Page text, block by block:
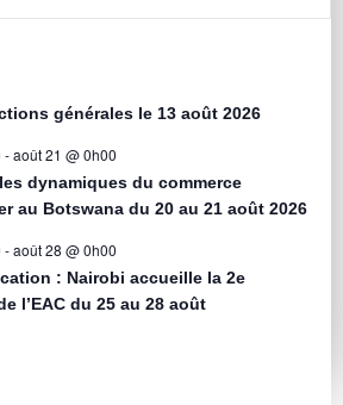
générales le 13 août 2026
-août 21 @ 0h00
dynamiques du commerce
au Botswana du 20 au 21 août 2026
-août 28 @ 0h00
: Nairobi accueille la 2e
l’EAC du 25 au 28 août